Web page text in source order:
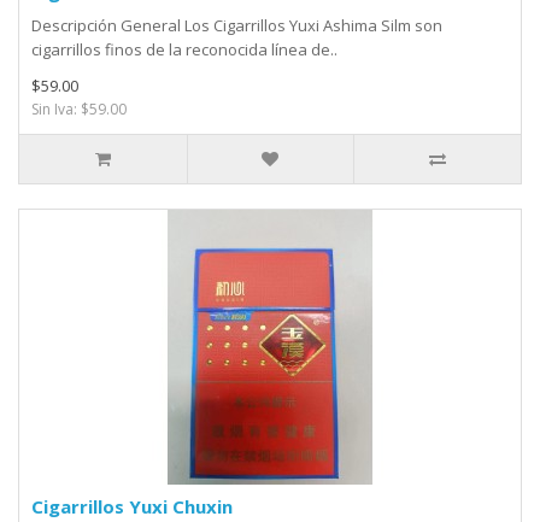
Descripción General Los Cigarrillos Yuxi Ashima Silm son
cigarrillos finos de la reconocida línea de..
$59.00
Sin Iva: $59.00
Cigarrillos Yuxi Chuxin